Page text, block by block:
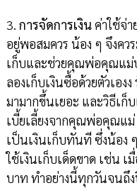
3. การจัดการเงินค่าใช้จ่า
อยู่พอสมควร น้อง ๆ จึงคว
เก็บและช่วยคุณพ่อคุณแม่
ลองเก็บเงินซื้อด้วยตัวเอง
มามากขึ้นเยอะ และวิธีเ
เบี้ยเลี้ยงจากคุณพ่อคุณแ
เป็นเงินเก็บทันที ซึ่งน้อง
ใช้เงินเก็บเด็ดขาด เช่น เ
บาท ทำอย่างนี้ทุกวันจนถึ